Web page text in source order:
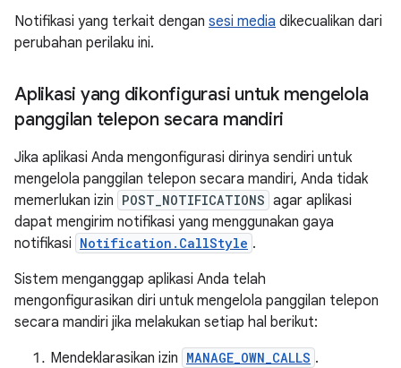
Notifikasi yang terkait dengan sesi media dikecualikan dari
perubahan perilaku ini.
Aplikasi yang dikonfigurasi untuk mengelola
panggilan telepon secara mandiri
Jika aplikasi Anda mengonfigurasi dirinya sendiri untuk
mengelola panggilan telepon secara mandiri, Anda tidak
memerlukan izin POST_NOTIFICATIONS agar aplikasi
dapat mengirim notifikasi yang menggunakan gaya
notifikasi Notification.CallStyle .
Sistem menganggap aplikasi Anda telah
mengonfigurasikan diri untuk mengelola panggilan telepon
secara mandiri jika melakukan setiap hal berikut:
Mendeklarasikan izin MANAGE_OWN_CALLS .